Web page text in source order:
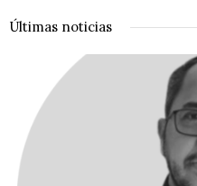
Últimas noticias